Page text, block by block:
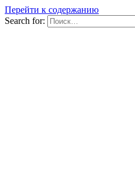
Перейти к содержанию
Search for: